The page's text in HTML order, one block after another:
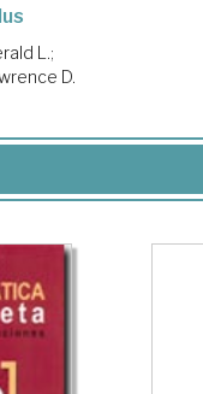
L.;
D.